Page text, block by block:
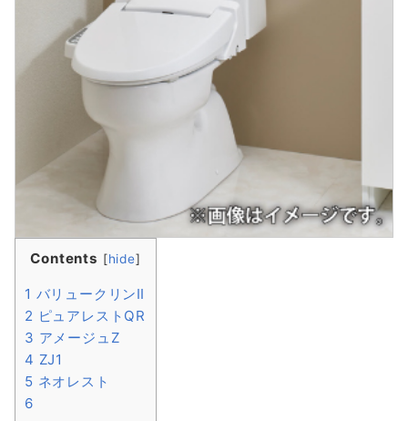
Contents [hide]
1 バリュークリンⅡ
2 ピュアレストQR
3 アメージュZ
4 ZJ1
5 ネオレスト
6